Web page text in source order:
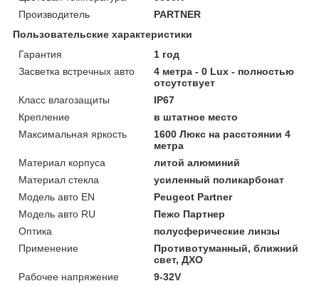
Производитель
PARTNER
Пользовательские характеристики
Гарантия
1 год
Засветка встречных авто
4 метра - 0 Lux - полностью
отсутствует
Класс влагозащиты
IP67
Крепление
в штатное место
Максимальная яркость
1600 Люкс на расстоянии 4
метра
Материал корпуса
литой алюминий
Материал стекла
усиленный поликарбонат
Модель авто EN
Peugeot Partner
Модель авто RU
Пежо Партнер
Оптика
полусферические линзы
Применение
Противотуманный, ближний
свет, ДХО
Рабочее напряжение
9-32V